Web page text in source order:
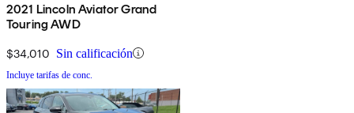
2021 Lincoln Aviator Grand
Touring AWD
$34,010 Sin calificación
Incluye tarifas de conc.